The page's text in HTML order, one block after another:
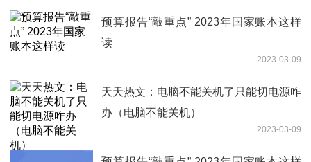
预算报告“敲重点” 2023年国家账本这样
读
2023-03-09
天天热文：电脑不能关机了只能切电源咋
办（电脑不能关机）
2023-03-09